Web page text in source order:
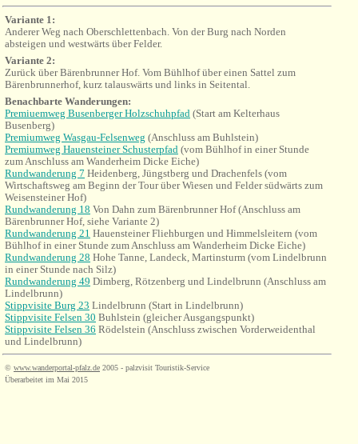
Variante 1:
Anderer Weg nach Oberschlettenbach. Von der Burg nach Norden
absteigen und westwärts über Felder.
Variante 2:
Zurück über Bärenbrunner Hof. Vom Bühlhof über einen Sattel zum
Bärenbrunnerhof, kurz talauswärts und links in Seitental.
Benachbarte Wanderungen:
Premiuemweg Busenberger Holzschuhpfad (Start am Kelterhaus
Busenberg)
Premiumweg Wasgau-Felsenweg (Anschluss am Buhlstein)
Premiumweg Hauensteiner Schusterpfad (vom Bühlhof in einer Stunde
zumAnschluss am Wanderheim Dicke Eiche)
Rundwanderung 7 Heidenberg, Jüngstberg und Drachenfels (vom
Wirtschaftsweg am Beginn der Tour über Wiesen und Felder südwärts zum
Weisensteiner Hof)
Rundwanderung 18 Von Dahn zum Bärenbrunner Hof (Anschluss am
Bärenbrunner Hof, siehe Variante 2)
Rundwanderung 21 Hauensteiner Fliehburgen und Himmelsleitern (vom
Bühlhof in einer Stunde zum Anschluss am Wanderheim Dicke Eiche)
Rundwanderung 28 Hohe Tanne, Landeck, Martinsturm (vom Lindelbrunn
in einer Stunde nach Silz)
Rundwanderung 49 Dimberg, Rötzenberg und Lindelbrunn (Anschluss am
Lindelbrunn)
Stippvisite Burg 23 Lindelbrunn (Start in Lindelbrunn)
Stippvisite Felsen 30 Buhlstein (gleicher Ausgangspunkt)
Stippvisite Felsen 36 Rödelstein (Anschluss zwischen Vorderweidenthal
und Lindelbrunn)
© www.wanderportal-pfalz.de 2005 - palzvisit Touristik-Service
Überarbeitet im Mai 2015